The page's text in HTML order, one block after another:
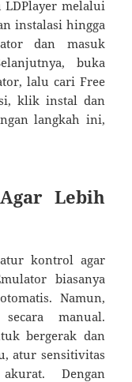
LDPlayer melalui
instalasi hingga
dan masuk
buka
lalu cari Free
klik instal dan
langkah ini,
Lebih
atur kontrol agar
biasanya
Namun,
manual.
bergerak dan
atur sensitivitas
Dengan